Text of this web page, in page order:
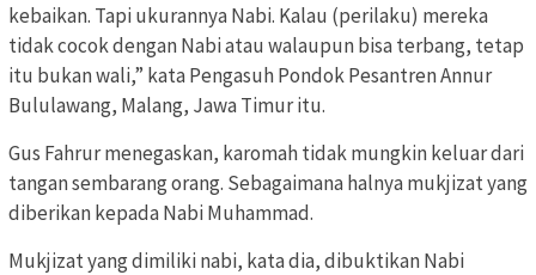
kebaikan. Tapi ukurannya Nabi. Kalau (perilaku) mereka
tidak cocok dengan Nabi atau walaupun bisa terbang, tetap
itu bukan wali,” kata Pengasuh Pondok Pesantren Annur
Bululawang, Malang, Jawa Timur itu.
Gus Fahrur menegaskan, karomah tidak mungkin keluar dari
tangan sembarang orang. Sebagaimana halnya mukjizat yang
diberikan kepada Nabi Muhammad.
Mukjizat yang dimiliki nabi, kata dia, dibuktikan Nabi